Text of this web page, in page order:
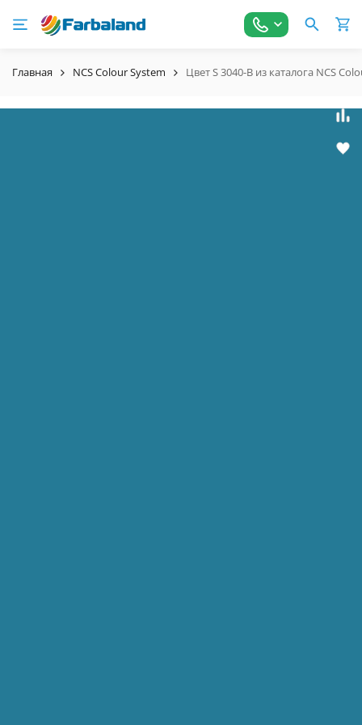
Главная NCS Colour System Цвет S 3040-B из каталога NCS